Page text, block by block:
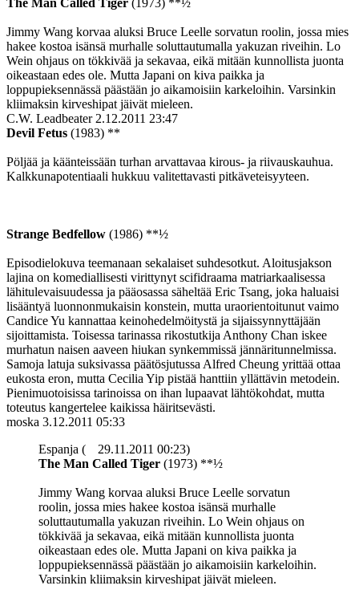
The Man Called Tiger (1973) **½
Jimmy Wang korvaa aluksi Bruce Leelle sorvatun roolin, jossa mies
hakee kostoa isänsä murhalle soluttautumalla yakuzan riveihin. Lo
Wein ohjaus on tökkivää ja sekavaa, eikä mitään kunnollista juonta
oikeastaan edes ole. Mutta Japani on kiva paikka ja
loppupieksennässä päästään jo aikamoisiin karkeloihin. Varsinkin
kliimaksin kirveshipat jäivät mieleen.
C.W. Leadbeater 2.12.2011 23:47
Devil Fetus (1983) **
Pöljää ja käänteissään turhan arvattavaa kirous- ja riivauskauhua.
Kalkkunapotentiaali hukkuu valitettavasti pitkäveteisyyteen.
Strange Bedfellow (1986) **½
Episodielokuva teemanaan sekalaiset suhdesotkut. Aloitusjakson
lajina on komediallisesti virittynyt scifidraama matriarkaalisessa
lähitulevaisuudessa ja pääosassa säheltää Eric Tsang, joka haluaisi
lisääntyä luonnonmukaisin konstein, mutta uraorientoitunut vaimo
Candice Yu kannattaa keinohedelmöitystä ja sijaissynnyttäjään
sijoittamista. Toisessa tarinassa rikostutkija Anthony Chan iskee
murhatun naisen aaveen hiukan synkemmissä jännäritunnelmissa.
Samoja latuja suksivassa päätösjutussa Alfred Cheung yrittää ottaa
eukosta eron, mutta Cecilia Yip pistää hanttiin yllättävin metodein.
Pienimuotoisissa tarinoissa on ihan lupaavat lähtökohdat, mutta
toteutus kangertelee kaikissa häiritsevästi.
moska 3.12.2011 05:33
Espanja (
29.11.2011 00:23)
The Man Called Tiger (1973) **½
Jimmy Wang korvaa aluksi Bruce Leelle sorvatun
roolin, jossa mies hakee kostoa isänsä murhalle
soluttautumalla yakuzan riveihin. Lo Wein ohjaus on
tökkivää ja sekavaa, eikä mitään kunnollista juonta
oikeastaan edes ole. Mutta Japani on kiva paikka ja
loppupieksennässä päästään jo aikamoisiin karkeloihin.
Varsinkin kliimaksin kirveshipat jäivät mieleen.